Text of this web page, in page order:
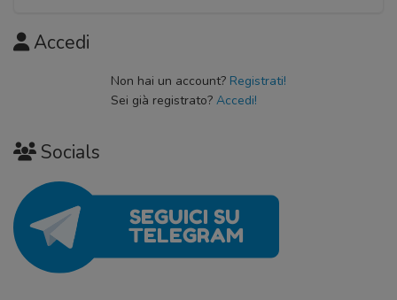
Accedi
Non hai un account? Registrati!
Sei già registrato? Accedi!
Socials